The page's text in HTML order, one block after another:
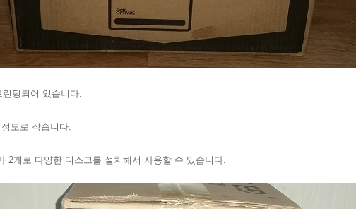
팅되어 있습니다.
도로 작습니다.
2개로 다양한 디스크를 설치해서 사용할 수 있습니다.